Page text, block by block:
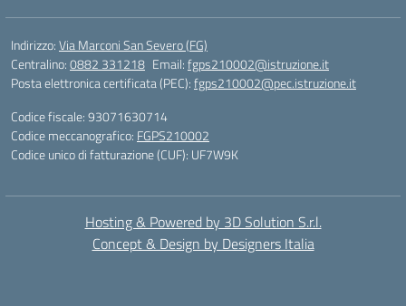
Indirizzo:Via Marconi San Severo (FG)
Centralino:0882 331218 Email:fgps210002@istruzione.it
Posta elettronica certificata (PEC):fgps210002@pec.istruzione.it
Codice fiscale: 93071630714
Codice meccanografico: FGPS210002
Codice unico di fatturazione (CUF): UF7W9K
Hosting & Powered by 3D Solution S.r.l.
Concept & Design by Designers Italia